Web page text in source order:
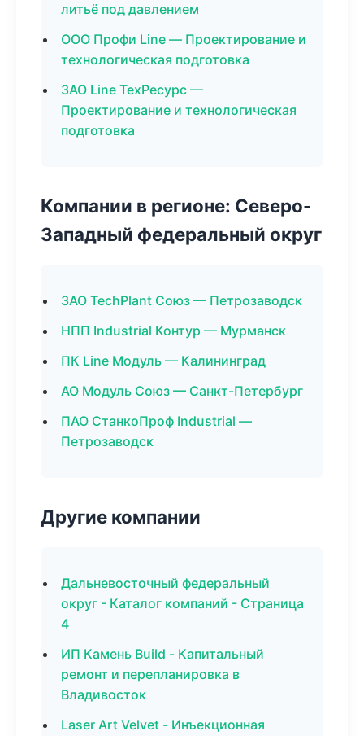
литьё под давлением
ООО Профи Line — Проектирование и
технологическая подготовка
ЗАО Line ТехРесурс —
Проектирование и технологическая
подготовка
Компании в регионе: Северо-
Западный федеральный округ
ЗАО TechPlant Союз — Петрозаводск
НПП Industrial Контур — Мурманск
ПК Line Модуль — Калининград
АО Модуль Союз — Санкт-Петербург
ПАО СтанкоПроф Industrial —
Петрозаводск
Другие компании
Дальневосточный федеральный
округ - Каталог компаний - Страница
4
ИП Камень Build - Капитальный
ремонт и перепланировка в
Владивосток
Laser Art Velvet - Инъекционная